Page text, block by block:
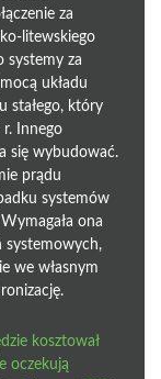
za
litewskiego
systemy za
układu
stałego, który
Innego
się wybudować.
prądu
systemów
ona
systemowych,
we własnym
kosztował
oczekują